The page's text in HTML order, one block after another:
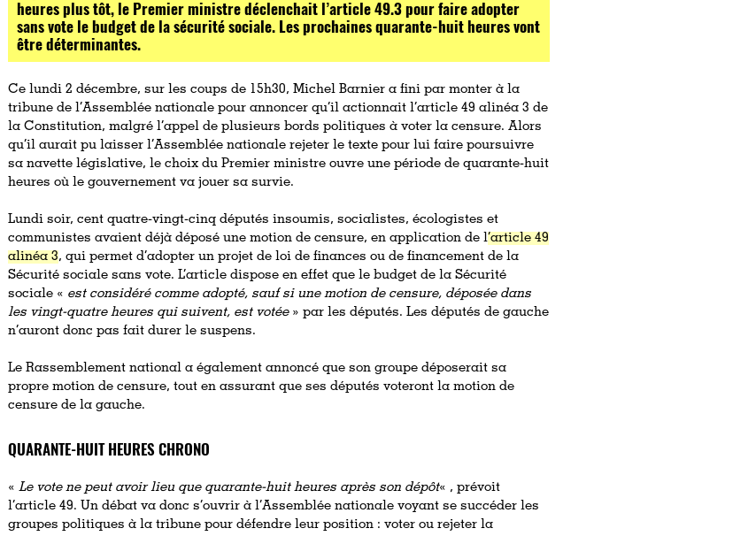
heures plus tôt, le Premier ministre déclenchait l’article 49.3 pour faire adopter
sans vote le budget de la sécurité sociale. Les prochaines quarante-huit heures vont
être déterminantes.
Ce lundi 2 décembre, sur les coups de 15h30, Michel Barnier a fini par monter à la
tribune de l’Assemblée nationale pour annoncer qu’il actionnait l’article 49 alinéa 3 de
la Constitution, malgré l’appel de plusieurs bords politiques à voter la censure. Alors
qu’il aurait pu laisser l’Assemblée nationale rejeter le texte pour lui faire poursuivre
sa navette législative, le choix du Premier ministre ouvre une période de quarante-huit
heures où le gouvernement va jouer sa survie.
Lundi soir, cent quatre-vingt-cinq députés insoumis, socialistes, écologistes et
communistes avaient déjà déposé une motion de censure, en application de l‘article 49
alinéa 3, qui permet d’adopter un projet de loi de finances ou de financement de la
Sécurité sociale sans vote. L’article dispose en effet que le budget de la Sécurité
sociale « est considéré comme adopté, sauf si une motion de censure, déposée dans
les vingt-quatre heures qui suivent, est votée» par les députés. Les députés de gauche
n’auront donc pas fait durer le suspens.
Le Rassemblement national a également annoncé que son groupe déposerait sa
propre motion de censure, tout en assurant que ses députés voteront la motion de
censure de la gauche.
QUARANTE-HUIT HEURES CHRONO
«Le vote ne peut avoir lieu que quarante-huit heures après son dépôt« , prévoit
l’article 49. Un débat va donc s’ouvrir à l’Assemblée nationale voyant se succéder les
groupes politiques à la tribune pour défendre leur position : voter ou rejeter la